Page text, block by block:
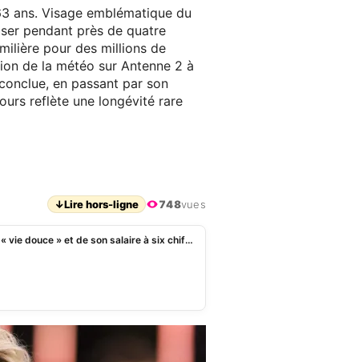
ans. Visage emblématique du
pendant près de quatre
pour des millions de
de la météo sur Antenne 2 à
en passant par son
reflète une longévité rare
↓Lire hors-ligne 748vues
Sophie Davant nostalgique de sa « vie douce » et de son salaire à six chiffres sur France Télévisions